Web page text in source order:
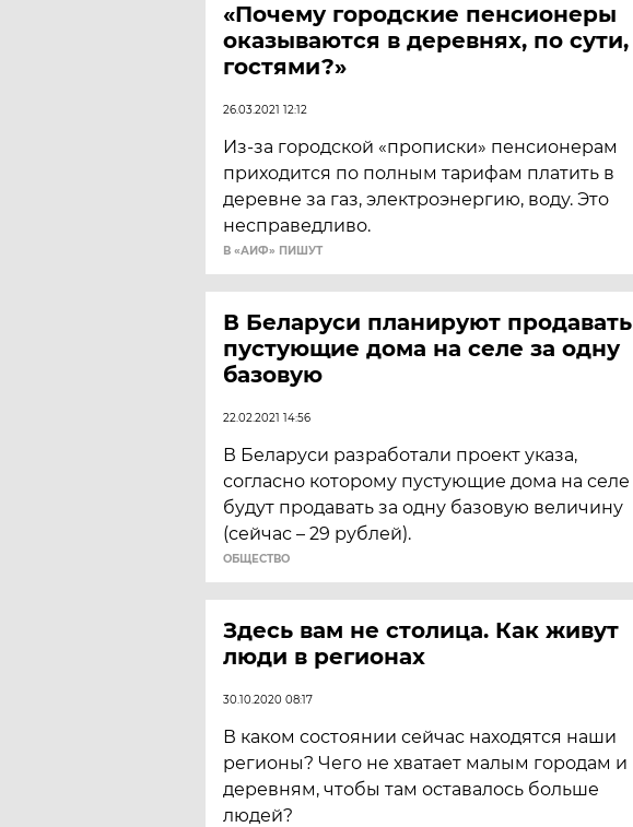
«Почему городские пенсионеры
оказываются в деревнях, по сути,
гостями?»
26.03.2021 12:12
Из-за городской «прописки» пенсионерам
приходится по полным тарифам платить в
деревне за газ, электроэнергию, воду. Это
несправедливо.
В «АИФ» ПИШУТ
В Беларуси планируют продавать
пустующие дома на селе за одну
базовую
22.02.2021 14:56
В Беларуси разработали проект указа,
согласно которому пустующие дома на селе
будут продавать за одну базовую величину
(сейчас – 29 рублей).
ОБЩЕСТВО
Здесь вам не столица. Как живут
люди в регионах
30.10.2020 08:17
В каком состоянии сейчас находятся наши
регионы? Чего не хватает малым городам и
деревням, чтобы там оставалось больше
людей?